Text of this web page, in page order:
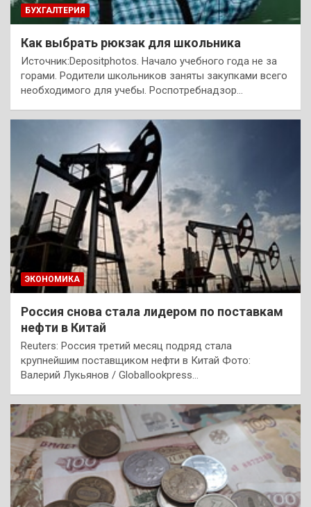
БУХГАЛТЕРИЯ
Как выбрать рюкзак для школьника
Источник:Depositphotos. Начало учебного года не за
горами. Родители школьников заняты закупками всего
необходимого для учебы. Роспотребнадзор…
ЭКОНОМИКА
Россия снова стала лидером по поставкам
нефти в Китай
Reuters: Россия третий месяц подряд стала
крупнейшим поставщиком нефти в Китай Фото:
Валерий Лукьянов / Globallookpress…